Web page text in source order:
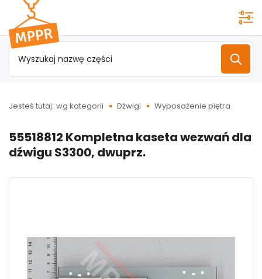
Przejdź do
menu
głównego
Jesteś tutaj: wg kategorii Dźwigi Wyposażenie piętra
55518812 Kompletna kaseta wezwań dla
dźwigu S3300, dwuprz.